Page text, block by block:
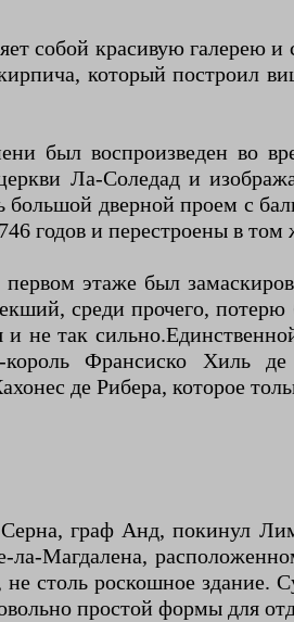
собой красивую галерею и
который построил
был воспроизведен во
Ла-Соледад и
большой дверной проем с
годов и перестроены в том
этаже был
среди прочего,
и не так
король Франсиско
де Рибера, которое
граф Анд, покинул
ла-Магдалена,
столь роскошное
простой формы для